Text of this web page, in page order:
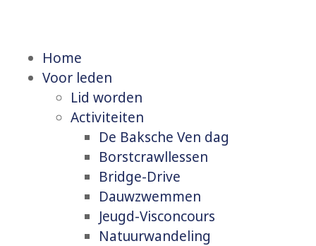
Home
Voor leden
Lid worden
Activiteiten
De Baksche Ven dag
Borstcrawllessen
Bridge-Drive
Dauwzwemmen
Jeugd-Visconcours
Natuurwandeling